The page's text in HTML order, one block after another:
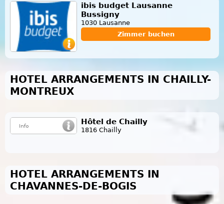
ibis budget Lausanne
Bussigny
1030 Lausanne
Zimmer buchen
HOTEL ARRANGEMENTS IN CHAILLY-
MONTREUX
Hôtel de Chailly
1816 Chailly
HOTEL ARRANGEMENTS IN
CHAVANNES-DE-BOGIS